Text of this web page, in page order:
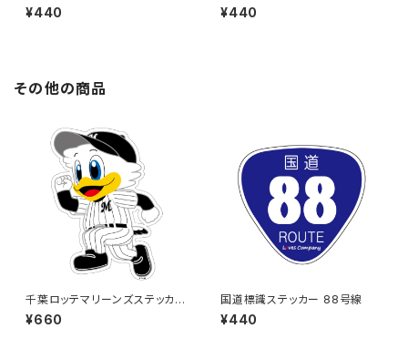
¥440 ¥440
その他の商品
千葉ロッテマリーンズステッカー
14（大）
¥660
国道標識ステッカー 88号線
¥440